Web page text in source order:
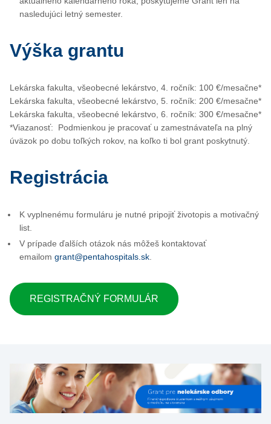
nasledujúci letný semester.
Výška grantu
Lekárska fakulta, všeobecné lekárstvo, 4. ročník: 100 €/mesačne*
Lekárska fakulta, všeobecné lekárstvo, 5. ročník: 200 €/mesačne*
Lekárska fakulta, všeobecné lekárstvo, 6. ročník: 300 €/mesačne*
*Viazanosť: Podmienkou je pracovať u zamestnávateľa na plný
úväzok po dobu toľkých rokov, na koľko ti bol grant poskytnutý.
Registrácia
K vyplnenému formuláru je nutné pripojiť životopis a motivačný
list.
V prípade ďalších otázok nás môžeš kontaktovať
emailom grant@pentahospitals.sk
REGISTRAČNÝ FORMULÁR